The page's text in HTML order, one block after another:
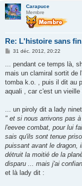
Carapuce
Membre
Re: L'histoire sans
M
s
s
a
g
31 déc. 2012, 20:22
... pendant ce temps là,
mais un clamiral sortit de
tomba k.o. , puis il dit au
aquali , car c'est un vieille
... un piroly dit a lady
" et si nous arrivons pas
l'eevee combat, pour lui
sais qu'ils sont tenue
puissant avant le dragon,
détruit la moitié de la
disparu ... mais j'ai
et là lady dit :